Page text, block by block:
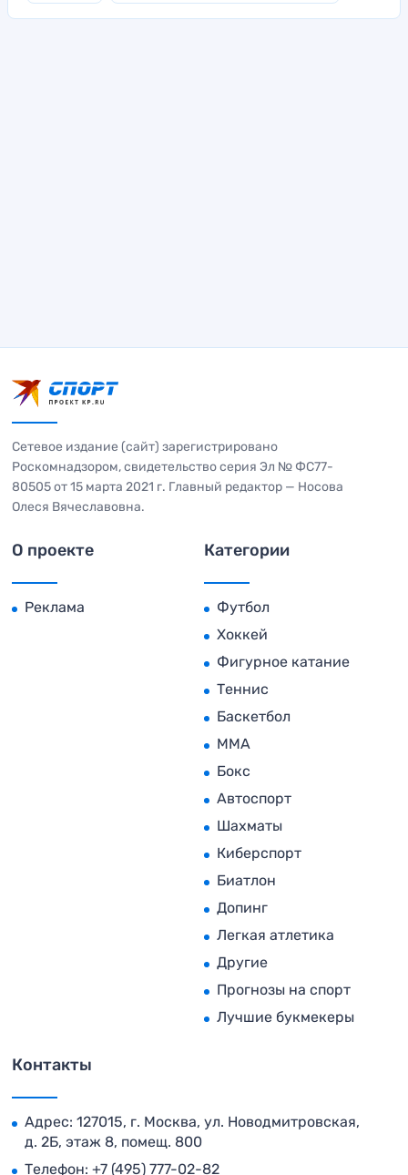
Сетевое издание (сайт) зарегистрировано
Роскомнадзором, свидетельство серия Эл № ФС77-
80505 от 15 марта 2021 г. Главный редактор — Носова
Олеся Вячеславовна.
О проекте
Реклама
Категории
Футбол
Хоккей
Фигурное катание
Теннис
Баскетбол
MMA
Бокс
Автоспорт
Шахматы
Киберспорт
Биатлон
Допинг
Легкая атлетика
Другие
Прогнозы на спорт
Лучшие букмекеры
Контакты
Адрес: 127015, г. Москва, ул. Новодмитровская,
д. 2Б, этаж 8, помещ. 800
Телефон: +7 (495) 777-02-82